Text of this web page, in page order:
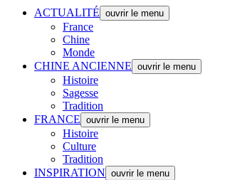
ACTUALITÉ ouvrir le menu
France
Chine
Monde
CHINE ANCIENNE ouvrir le menu
Histoire
Sagesse
Tradition
FRANCE ouvrir le menu
Histoire
Culture
Tradition
INSPIRATION ouvrir le menu